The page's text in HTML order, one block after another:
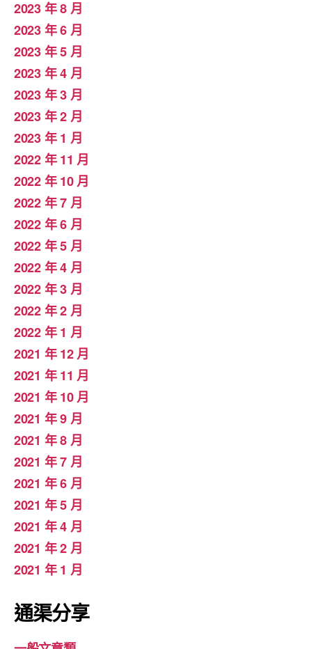
2023 年 8 月
2023 年 6 月
2023 年 5 月
2023 年 4 月
2023 年 3 月
2023 年 2 月
2023 年 1 月
2022 年 11 月
2022 年 10 月
2022 年 7 月
2022 年 6 月
2022 年 5 月
2022 年 4 月
2022 年 3 月
2022 年 2 月
2022 年 1 月
2021 年 12 月
2021 年 11 月
2021 年 10 月
2021 年 9 月
2021 年 8 月
2021 年 7 月
2021 年 6 月
2021 年 5 月
2021 年 4 月
2021 年 2 月
2021 年 1 月
通渠分享